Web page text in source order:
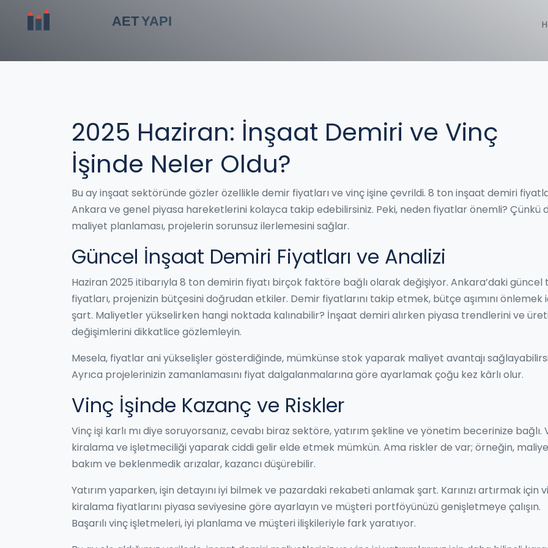
2025 Haziran: İnşaat Demiri ve Vinç
İşinde Neler Oldu?
Bu ay inşaat sektöründe gözler özellikle demir fiyatları ve vinç işine çevrildi. 8 ton inşaat demiri
Ankara ve genel piyasa hareketlerini kolayca takip edebilirsiniz. Peki, neden fiyatlar önemli? Çünkü
maliyet planlaması, projelerin sorunsuz ilerlemesini sağlar.
Güncel İnşaat Demiri Fiyatları ve Analizi
Haziran 2025 itibarıyla 8 ton demirin fiyatı birçok faktöre bağlı olarak değişiyor. Ankara’daki güncel
fiyatları, projenizin bütçesini doğrudan etkiler. Demir fiyatlarını takip etmek, bütçe aşımını önlemek
şart. Maliyetler yükselirken hangi noktada kalınabilir? İnşaat demiri alırken piyasa trendlerini ve
değişimlerini dikkatlice gözlemleyin.
Mesela, fiyatlar ani yükselişler gösterdiğinde, mümkünse stok yaparak maliyet avantajı
Ayrıca projelerinizin zamanlamasını fiyat dalgalanmalarına göre ayarlamak çoğu kez kârlı olur.
Vinç İşinde Kazanç ve Riskler
Vinç işi karlı mı diye soruyorsanız, cevabı biraz sektöre, yatırım şekline ve yönetim becerinize bağlı.
kiralama ve işletmeciliği yaparak ciddi gelir elde etmek mümkün. Ama riskler de var; örneğin,
bakım ve beklenmedik arızalar, kazancı düşürebilir.
Yatırım yaparken, işin detayını iyi bilmek ve pazardaki rekabeti anlamak şart. Karınızı artırmak için
kiralama fiyatlarını piyasa seviyesine göre ayarlayın ve müşteri portföyünüzü genişletmeye çalışın.
Başarılı vinç işletmeleri, iyi planlama ve müşteri ilişkileriyle fark yaratıyor.